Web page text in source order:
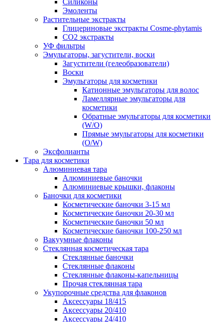
Силиконы
Эмоленты
Растительные экстракты
Глицериновые экстракты Cosme-phytamis
СО2 экстракты
УФ фильтры
Эмульгаторы, загустители, воски
Загустители (гелеобразователи)
Воски
Эмульгаторы для косметики
Катионные эмульгаторы для волос
Ламеллярные эмульгаторы для
косметики
Обратные эмульгаторы для косметики
(W/O)
Прямые эмульгаторы для косметики
(O/W)
Эксфолианты
Тара для косметики
Алюминиевая тара
Алюминиевые баночки
Алюминиевые крышки, флаконы
Баночки для косметики
Косметические баночки 3-15 мл
Косметические баночки 20-30 мл
Косметические баночки 50 мл
Косметические баночки 100-250 мл
Вакуумные флаконы
Стеклянная косметическая тара
Стеклянные баночки
Стеклянные флаконы
Стеклянные флаконы-капельницы
Прочая стеклянная тара
Укупорочные средства для флаконов
Аксессуары 18/415
Аксессуары 20/410
Аксессуары 24/410